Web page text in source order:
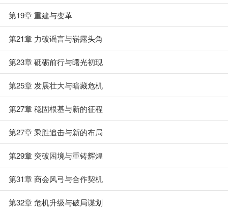
第19章 重建与变革
第21章 力破谣言与崭露头角
第23章 砥砺前行与曙光初现
第25章 发展壮大与暗藏危机
第27章 稳固根基与新的征程
第27章 乘胜追击与新的布局
第29章 突破困境与重铸辉煌
第31章 商会风弓与合作契机
第32章 危机升级与破局谋划